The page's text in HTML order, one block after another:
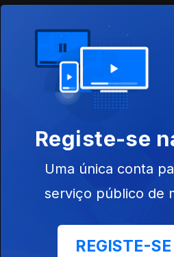
Este conteúdo faz
Estrangeiras
Vigilantes
Este conteúdo faz
maratonar
Registe-se
Uma única conta
serviço público de
REGISTE-